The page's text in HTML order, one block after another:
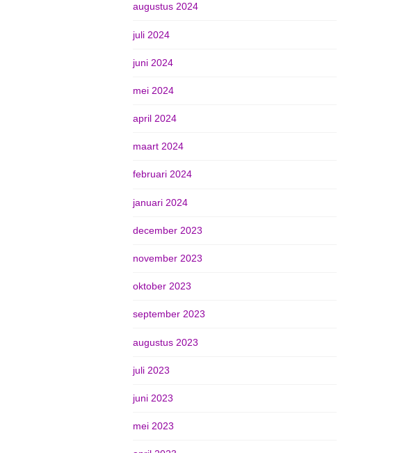
augustus 2024
juli 2024
juni 2024
mei 2024
april 2024
maart 2024
februari 2024
januari 2024
december 2023
november 2023
oktober 2023
september 2023
augustus 2023
juli 2023
juni 2023
mei 2023